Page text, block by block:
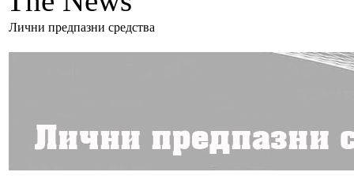
Лични предпазни средства